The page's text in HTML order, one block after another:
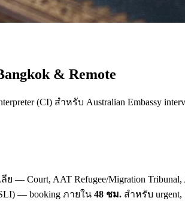
& Remote
(CI) สำหรับ Australian Embassy
Court, AAT Refugee/Migration Tribunal,
— booking ภายใน 48 ชม. สำหรับ